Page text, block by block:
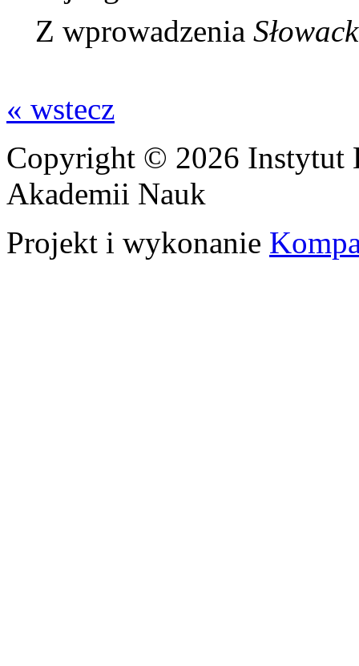
Z wprowadzenia
« wstecz
Copyright © 2026 Instytut
Akademii Nauk
Projekt i wykonanie